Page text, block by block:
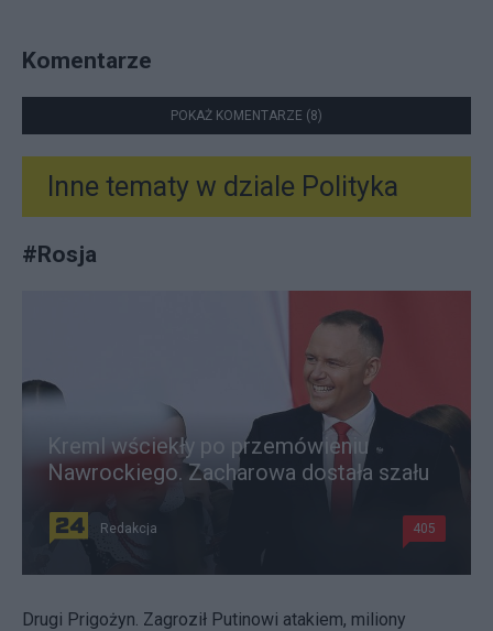
Komentarze
POKAŻ KOMENTARZE (8)
Inne tematy w dziale Polityka
#Rosja
Kreml wściekły po przemówieniu
Nawrockiego. Zacharowa dostała szału
Redakcja 405
Drugi Prigożyn. Zagroził Putinowi atakiem, miliony